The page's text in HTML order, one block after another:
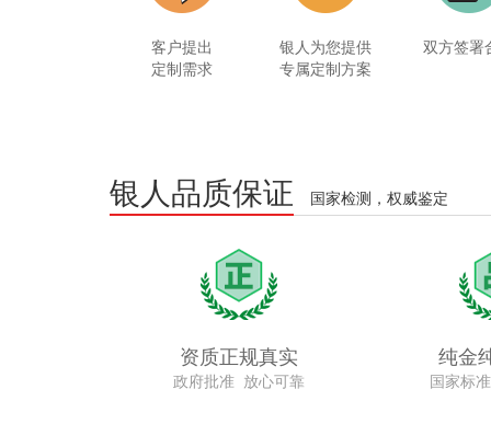
客户提出
定制需求
银人为您提供
专属定制方案
双方签署
银人品质保证 国家检测，权威鉴定
资质正规真实
政府批准 放心可靠
纯金
国家标